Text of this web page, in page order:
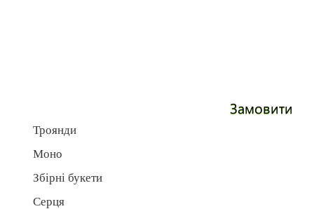
Замовити
Троянди
Моно
Збірні букети
Серця